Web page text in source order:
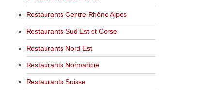
Restaurants Centre Rhône Alpes
Restaurants Sud Est et Corse
Restaurants Nord Est
Restaurants Normandie
Restaurants Suisse